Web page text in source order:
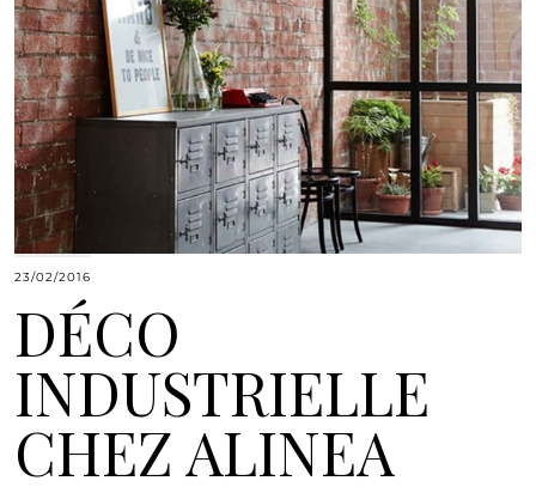
23/02/2016
DÉCO
INDUSTRIELLE
CHEZ ALINEA